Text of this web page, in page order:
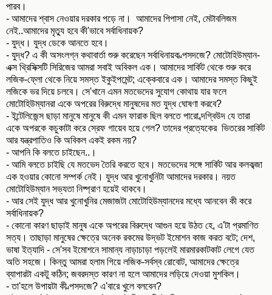
পারব।
- আমাদের শ্বাস নেওয়ার দরকার পড়ে না। আমাদের পিপাসা নেই, মেটাবলিজম
নেই..আমাদের মৃত্যু হবে কী'ভাবে সর্বাধিনায়ক?
- যুদ্ধ। যুদ্ধ ডেকে আনতে হবে।
- যুদ্ধ? এ কী অসংলগ্ন কথাবার্তা শুরু করেছেন সর্বাধিনায়ক ল্পসদজে? মোটোহিউম্যান-
এক্স থ্রিসিক্সটি সিরিজের আমরা সবাই অবিকল এক। আমাদের সার্কিট থেকে শুরু করে
লজিক-ফ্লো থেকে নিয়ে সমস্ত ইকুইপমেন্ট; এক্কেবারে এক। আমাদের সমস্ত কিছুই
লজিকে ভর দিয়ে চলবে। সে'খানে এমন মতভেদের সুযোগ কোথায় যার ফলে
মোটোহিউম্যানরা একে অপরের বিরুদ্ধে মানুষদের মত যুদ্ধ ঘোষণা করবে?
- ইন্টেলিজেন্স ছাড়া মানুষে মানুষে কী এমন ফারাক ছিল বলতে পারো ব্দগ্বিউদ যে তারা
একে অপরকে কচুকাটা করে স্রেফ গায়েব হয়ে গেল? তাদের প্রত্যেকের ভিতরের সার্কিট
আর যন্ত্রপাতিও কি অবিকল একই রকম নয়?
- আপনি কি বলতে চাইছেন..।
- আমি বলতে চাইছি যে মতভেদ তৈরি করতে হবে। মতভেদের সঙ্গে সার্কিট আর কলকব্জা
এক হওয়ার কোনো সম্পর্ক নেই। যুদ্ধ আর খুনোখুনিটা আমাদের দরকার। নয়ত
মোটোহিউম্যান সভ্যতা নিষ্প্রাণ হয়েই থাকবে।
- আর সেই যুদ্ধ আর খুনোখুনির মেজাজটা মোটোহিউম্যানদের মধ্যে আনবেন কী করে
সর্বাধিনায়ক?
- কোনো কারণ ছাড়াই মানুষ একে অপরের বিরুদ্ধে আগুন হয়ে উঠত হে, এ'টা প্রমাণিত
সত্য। তাছাড়া মানুষের ক্ষেত্রে অনেক রকমের উদ্ভট ইমোশন কাজ করত বটে; দেশ,
ভাষা ইত্যাদি - সে'সব ইমোশনে সামান্য নাড়াচাড়া পড়লেই মারমারকাটকাট লেগে যেত
অতি সহজে। কিন্তু আমরা হলাম গিয়ে লজিক-সর্বস্ব রোবোট, আমাদের ক্ষেত্রে
ব্যাপারটা একটু কঠিন; জবরদস্ত কারণ না হলে আমাদের লড়িয়ে দেওয়া মুশকিল।
- তা'হলে উপায়টা কী ল্পসদজে? এ'বারে খুলে বলবেন?